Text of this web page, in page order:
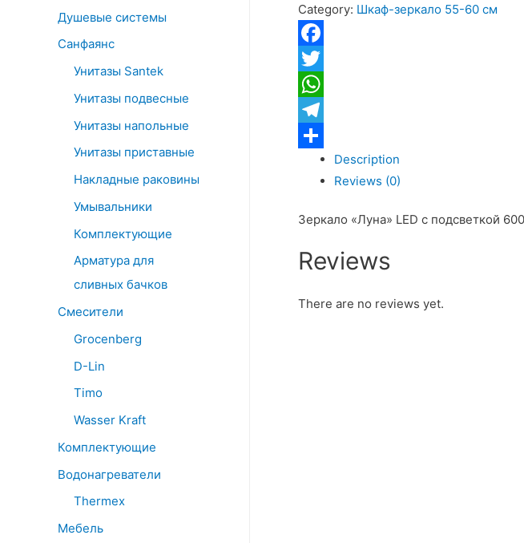
Душевые системы
Санфаянс
Унитазы Santek
Унитазы подвесные
Унитазы напольные
Унитазы приставные
Накладные раковины
Умывальники
Комплектующие
Арматура для
сливных бачков
Смесители
Grocenberg
D-Lin
Timo
Wasser Kraft
Комплектующие
Водонагреватели
Thermex
Мебель
LED
с
подсветкой
quantity
Category: Шкаф-зеркало 55-60 см
Facebook
Twitter
WhatsApp
Telegram
ОтправитьDescription
Reviews (0)
Зеркало «Луна» LED с подсветкой
Reviews
There are no reviews yet.